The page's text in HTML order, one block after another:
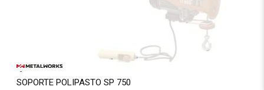
SOPORTE POLIPASTO SP 750